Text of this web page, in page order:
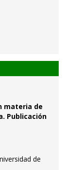
materia de
Publicación
de